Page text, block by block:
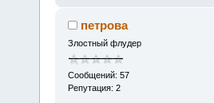
петрова
Злостный флудер
Сообщений: 57
Репутация: 2